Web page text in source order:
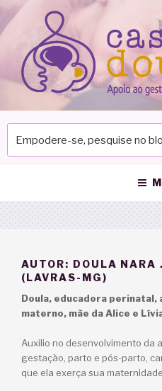
Pular
para
conteúdo
pesquise
blog
AUTOR: DOULA NARA
(LAVRAS-MG)
Doula, educadora
materno, mãe da Alice e
Auxilio no desenvolvimento da
gestação, parto e pós-parto,
que ela exerça sua